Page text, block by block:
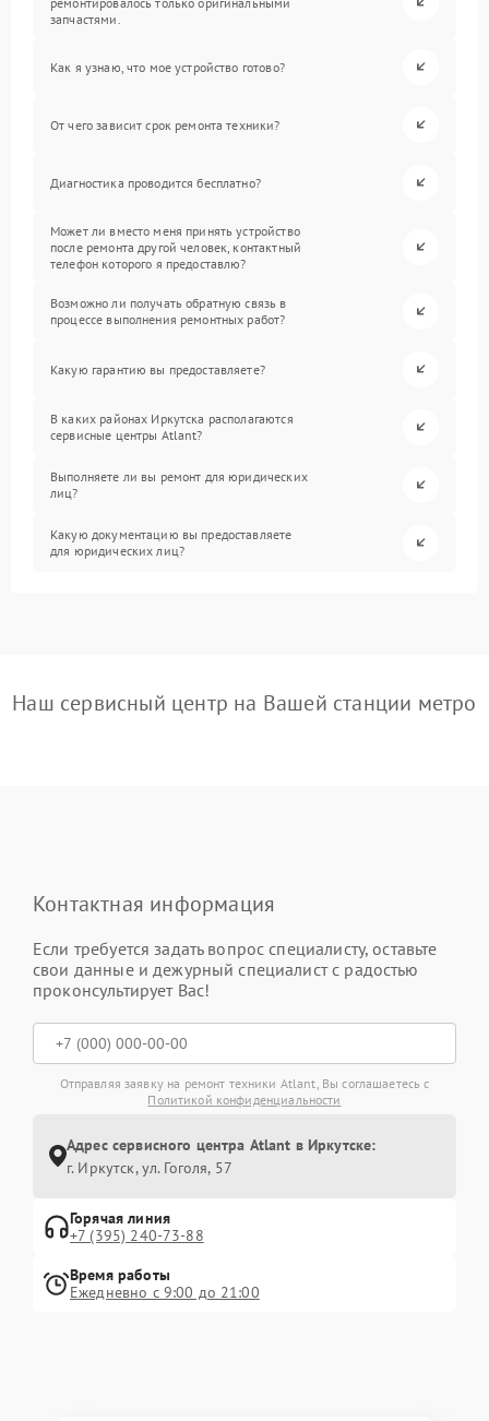
запчастями.
Как я узнаю, что мое устройство готово?
От чего зависит срок ремонта техники?
Диагностика проводится бесплатно?
Может ли вместо меня принять устройство
после ремонта другой человек, контактный
телефон которого я предоставлю?
Возможно ли получать обратную связь в
процессе выполнения ремонтных работ?
Какую гарантию вы предоставляете?
В каких районах Иркутска располагаются
сервисные центры Atlant?
Выполняете ли вы ремонт для юридических
лиц?
Какую документацию вы предоставляете
для юридических лиц?
Наш сервисный центр на Вашей станции метро
Контактная информация
Если требуется задать вопрос специалисту, оставьте
свои данные и дежурный специалист с радостью
проконсультирует Вас!
Отправляя заявку на ремонт техники Atlant, Вы соглашаетесь с
Политикой конфиденциальности
Адрес сервисного центра Atlant в Иркутске:
г. Иркутск, ул. ​Гоголя, 57
Горячая линия
+7 (395) 240-73-88
Время работы
Ежедневно с 9:00 до 21:00